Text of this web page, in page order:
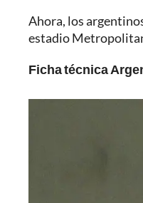
Ahora, los
estadio
Ficha técnica